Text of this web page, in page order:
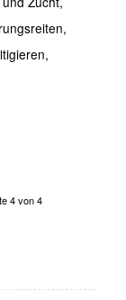
,
,
4 von 4